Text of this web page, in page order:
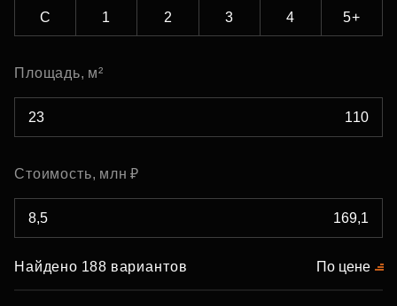
С 1 2 3 4 5+
Площадь, м²
Стоимость, млн ₽
Найдено 188 вариантов По цене